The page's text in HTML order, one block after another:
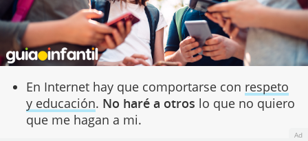
En Internet hay que comportarse con respeto
y educación. No haré a otros lo que no quiero
que me hagan a mi.
Ad